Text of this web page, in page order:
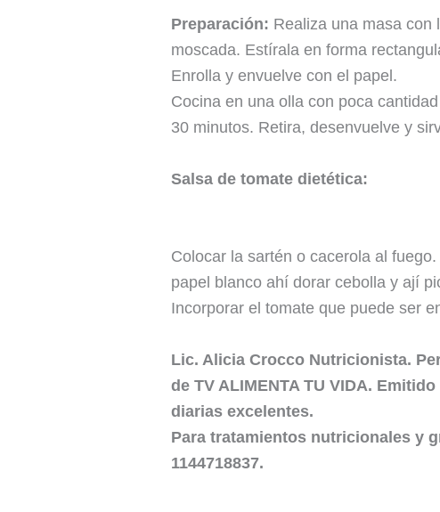
Preparación: Realiza una masa con
moscada. Estírala en forma
Enrolla y envuelve con el papel.
Cocina en una olla con poca
30 minutos. Retira, desenvuelve y
Salsa de tomate dietética:
Colocar la sartén o cacerola al
papel blanco ahí dorar cebolla y ají
Incorporar el tomate que puede ser
Lic. Alicia Crocco Nutricionista.
de TV ALIMENTA TU VIDA.
diarias excelentes.
Para tratamientos nutricionales y
1144718837.